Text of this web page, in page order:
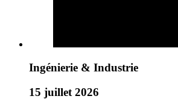
Ingénierie & Industrie
15 juillet 2026